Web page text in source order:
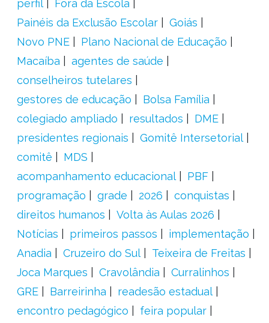
perfil
Fora da Escola
Painéis da Exclusão Escolar
Goiás
Novo PNE
Plano Nacional de Educação
Macaíba
agentes de saúde
conselheiros tutelares
gestores de educação
Bolsa Família
colegiado ampliado
resultados
DME
presidentes regionais
Gomitê Intersetorial
comitê
MDS
acompanhamento educacional
PBF
programação
grade 2026
conquistas
direitos humanos
Volta às Aulas 2026
Notícias
primeiros passos
implementação
Anadia
Cruzeiro do Sul
Teixeira de Freitas
Joca Marques
Cravolândia
Curralinhos
GRE
Barreirinha
readesão estadual
encontro pedagógico
feira popular